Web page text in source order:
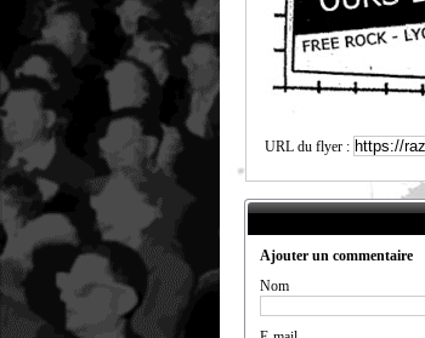
URL du flyer :
Ajouter un commentaire
Nom